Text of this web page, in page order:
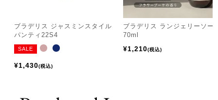
ブラデリス ジャスミンスタイル
パンティ22S4
SALE
¥1,430 税込
ブラデリス ランジェリーソー
70ml
¥1,210 税込